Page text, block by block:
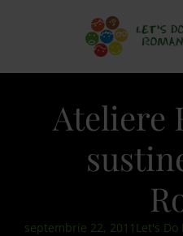
Ateliere
septembrie 22, 2011 Let's Do